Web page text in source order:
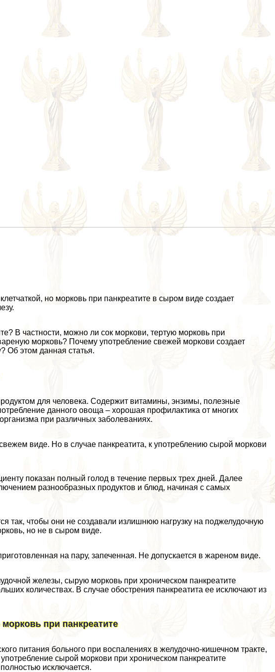
но морковь при панкреатите в сыром виде создает
В частности, можно ли сок моркови, тертую морковь при
морковь? Почему употрeбление свежей моркови создает
Об этом данная статья.
для человека. Содержит витамины, энзимы, полезные
данного овоща – хорошая профилактика от многих
при различных заболеваниях.
виде. Но в случае панкреатита, к употрeблению сырой моркови
показан полный голод в течение первых трех дней. Далее
разнообразных продуктов и блюд, начиная с самых
так, чтобы они не создавали излишнюю нагрузку на поджелудочную
но не в сыром виде.
на пару, запеченная. Не допускается в жареном виде.
железы, сырую морковь при хроническом панкреатите
количествах. В случае обострения панкреатита ее исключают из
при панкреатите
питания больного при воспалениях в желудочно-кишечном тpaкте,
сырой моркови при хроническом панкреатите
исключается.